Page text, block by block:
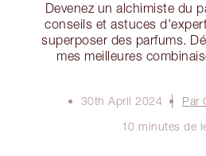
Devenez un alchimiste du
conseils et astuces
superposer des parfums.
mes meilleures
30th April 2024
Par
10 minutes de